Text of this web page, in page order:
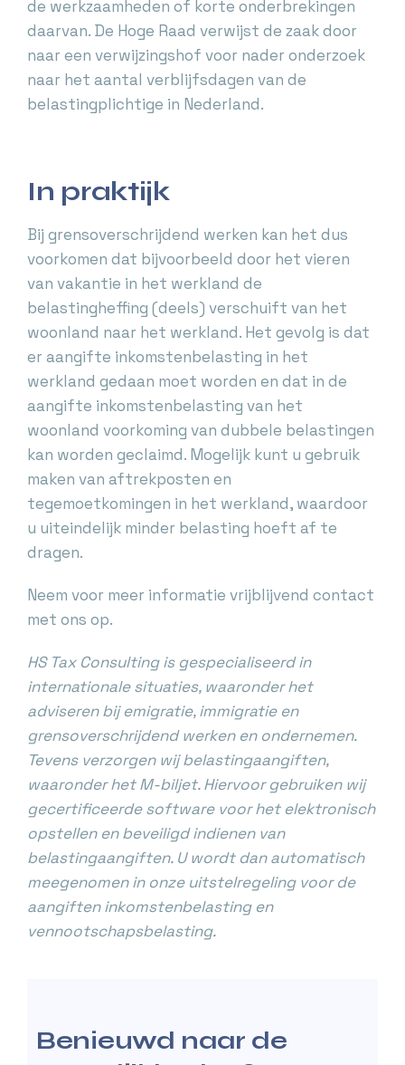
de werkzaamheden of korte onderbrekingen
daarvan. De Hoge Raad verwijst de zaak door
naar een verwijzingshof voor nader onderzoek
naar het aantal verblijfsdagen van de
belastingplichtige in Nederland.
In praktijk
Bij grensoverschrijdend werken kan het dus
voorkomen dat bijvoorbeeld door het vieren
van vakantie in het werkland de
belastingheffing (deels) verschuift van het
woonland naar het werkland. Het gevolg is dat
er aangifte inkomstenbelasting in het
werkland gedaan moet worden en dat in de
aangifte inkomstenbelasting van het
woonland voorkoming van dubbele belastingen
kan worden geclaimd. Mogelijk kunt u gebruik
maken van aftrekposten en
tegemoetkomingen in het werkland, waardoor
u uiteindelijk minder belasting hoeft af te
dragen.
Neem voor meer informatie vrijblijvend contact
met ons op.
HS Tax Consulting is gespecialiseerd in
internationale situaties, waaronder het
adviseren bij emigratie, immigratie en
grensoverschrijdend werken en ondernemen.
Tevens verzorgen wij belastingaangiften,
waaronder het M-biljet. Hiervoor gebruiken wij
gecertificeerde software voor het elektronisch
opstellen en beveiligd indienen van
belastingaangiften. U wordt dan automatisch
meegenomen in onze uitstelregeling voor de
aangiften inkomstenbelasting en
vennootschapsbelasting.
Benieuwd naar de